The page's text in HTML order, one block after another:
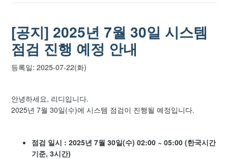
[안내] 안전한 계정 관리를 위한 2단계 인증 설정
[공지] 페이퍼 프로 및 리디페이퍼3 AS 수리 종료 안내
[공지] iOS 기기 OS 버전에 따른 업데이트 지원 종료 예정 안
[공지] 2026년 5월 고객센터 운영 일정 안내
[공지] 2025년 7월 30일 시스템
점검 진행 예정 안내
등록일: 2025-07-22(화)
안녕하세요, 리디입니다.
2025년 7월 30일(수)에 시스템 점검이 진행될 예정입니다.
점검 일시 : 2025년 7월 30일(수) 02:00 ~ 05:00 (한국시간
기준, 3시간)